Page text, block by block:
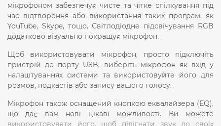
мікрофоном забезпечує чисте та чітке спілкування під
час відтворення або використання таких програм, як
YouTube, Skype, тощо. Світлодіодне підсвічування RGB
додатково візуально покращує мікрофон.
Щоб використовувати мікрофон, просто підключіть
пристрій до порту USB, виберіть мікрофон як вхід у
налаштуваннях системи та використовуйте його для
розмов, подкастів або запису вашого голосу.
Мікрофон також оснащений кнопкою еквалайзера (EQ),
що дає вам нові цікаві можливості. Ви можете
використовувати його, щоб підігнати звук до своїх